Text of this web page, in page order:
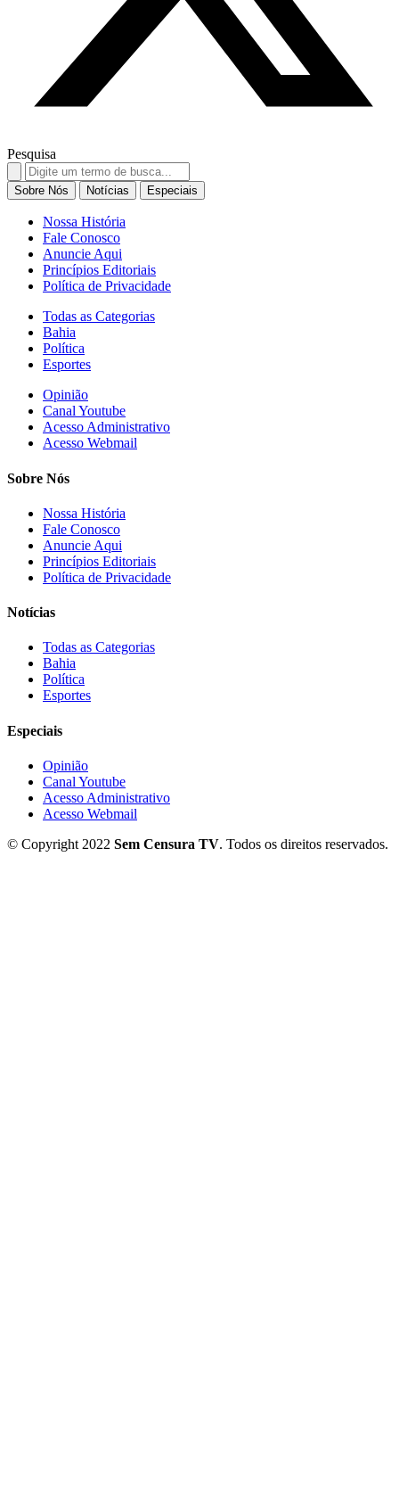
Pesquisa
Search
for:
Sobre Nós Notícias Especiais
Nossa História
Fale Conosco
Anuncie Aqui
Princípios Editoriais
Política de Privacidade
Todas as Categorias
Bahia
Política
Esportes
Opinião
Canal Youtube
Acesso Administrativo
Acesso Webmail
Sobre Nós
Nossa História
Fale Conosco
Anuncie Aqui
Princípios Editoriais
Política de Privacidade
Notícias
Todas as Categorias
Bahia
Política
Esportes
Especiais
Opinião
Canal Youtube
Acesso Administrativo
Acesso Webmail
© Copyright 2022 Sem Censura TV. Todos os direitos reservados.